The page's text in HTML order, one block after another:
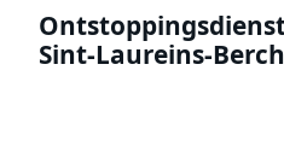
Sint-Laureins-